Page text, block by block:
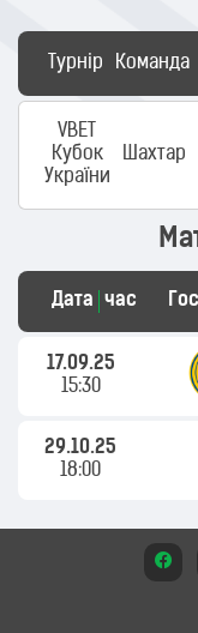
Турнір Команда
VBET
Кубок
України
Шахтар
Дата час
17.09.25
15:30
29.10.25
18:00